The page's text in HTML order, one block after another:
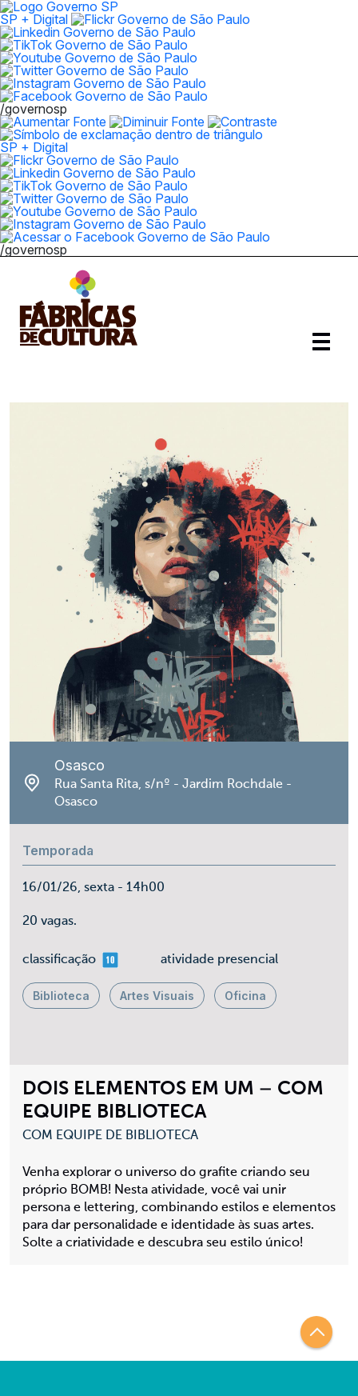
SP + Digital
/governosp
SP + Digital
/governosp
DOIS ELEMENTOS EM UM – COM
EQUIPE BIBLIOTECA
COM EQUIPE DE BIBLIOTECA
Venha explorar o universo do grafite criando seu
próprio BOMB! Nesta atividade, você vai unir
persona e lettering, combinando estilos e elementos
para dar personalidade e identidade às suas artes.
Solte a criatividade e descubra seu estilo único!
Osasco
Rua Santa Rita, s/nº - Jardim Rochdale -
Osasco
Temporada
16/01/26, sexta - 14h00
20 vagas.
classificaçãomais 10 atividade presencial
Biblioteca Artes Visuais Oficina